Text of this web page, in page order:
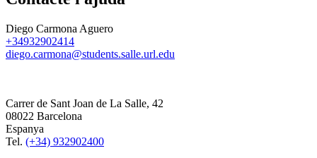
Diego Carmona Aguero
+34932902414
diego.carmona@students.salle.url.edu
Carrer de Sant Joan de La Salle, 42
08022 Barcelona
Espanya
Tel. (+34) 932902400